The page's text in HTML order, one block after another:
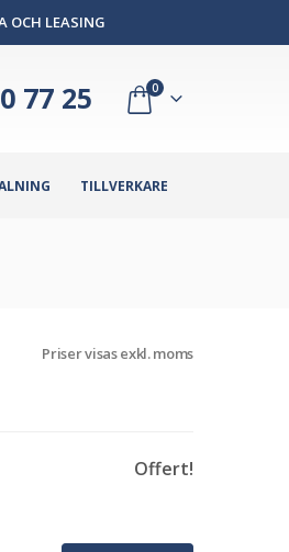
OCH LEASING
77 25 0
TILLVERKARE
Priser visas exkl. moms
Offert!